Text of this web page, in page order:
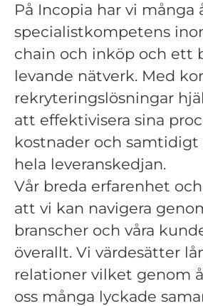
På Incopia har vi många
specialistkompetens
chain och inköp och ett
levande nätverk. Med
rekryteringslösningar
att effektivisera sina
kostnader och samtidigt
hela leveranskedjan.
Vår breda erfarenhet
att vi kan navigera
branscher och våra
överallt. Vi värdesätter
relationer vilket genom
oss många lyckade